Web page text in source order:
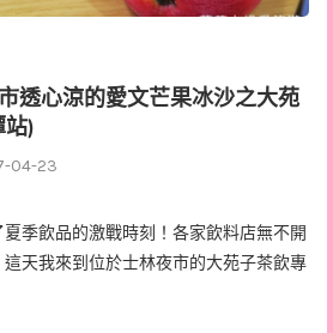
透心涼的愛文芒果冰沙之大苑
)
04-23
季飲品的激戰時刻！各家飲料店無不開
天我來到位於士林夜市的大苑子茶飲專